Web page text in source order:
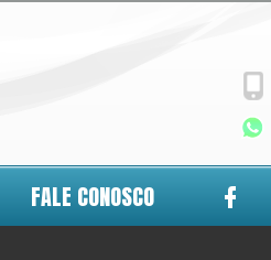
FALE CONOSCO